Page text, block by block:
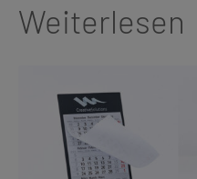
Weiterlesen